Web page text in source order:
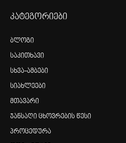
კატეგორიები
ბლოგი
საკითხავი
სხვა-ამბები
სიახლეები
მთავარი
ჯანსაღი ცხოვრების წესი
პროცედურა